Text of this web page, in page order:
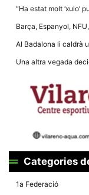
“Ha estat molt ‘xulo’
Barça, Espanyol,
Al Badalona li caldrà
Una altra vegada
Categories
1a Federació